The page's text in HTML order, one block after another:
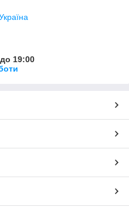
19:00